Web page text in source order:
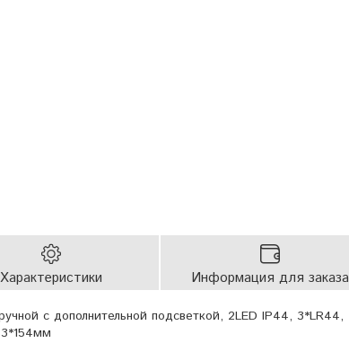
Характеристики Информация для заказа
с дополнительной подсветкой, 2LED IP44, 3*LR44,